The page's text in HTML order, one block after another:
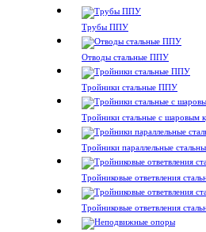
Трубы ППУ
Отводы стальные ППУ
Тройники стальные ППУ
Тройники стальные с шаровым
Тройники параллельные
Тройниковые ответвления
Тройниковые ответвления